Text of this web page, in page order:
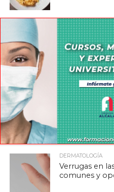
DERMATOLOGÍA
Verrugas en
comunes y